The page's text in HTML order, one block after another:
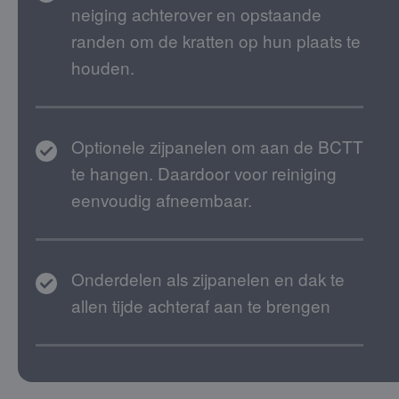
neiging achterover en opstaande
randen om de kratten op hun plaats te
houden.
Optionele zijpanelen om aan de BCTT
te hangen. Daardoor voor reiniging
eenvoudig afneembaar.
Onderdelen als zijpanelen en dak te
allen tijde achteraf aan te brengen